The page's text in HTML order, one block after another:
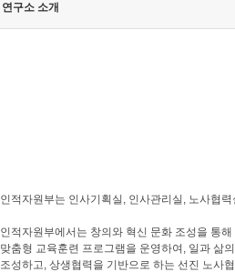
연구소 소개
인적자원부는 인사기획실, 인사관리실, 노사협
인적자원부에서는 창의와 혁신 문화 조성을 통
맞춤형 교육훈련 프로그램을 운영하여, 일과 삶
조성하고, 상생협력을 기반으로 하는 선진 노사